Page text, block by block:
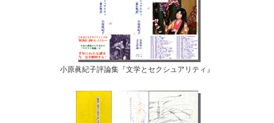
小原眞紀子評論集『文学とセクシュアリティ』